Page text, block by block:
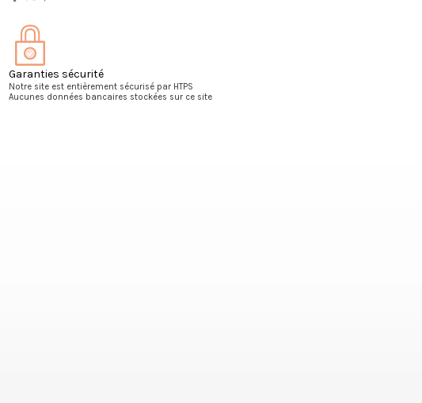
Garanties sécurité
Notre site est entièrement sécurisé par HTPS
Aucunes données bancaires stockées sur ce site